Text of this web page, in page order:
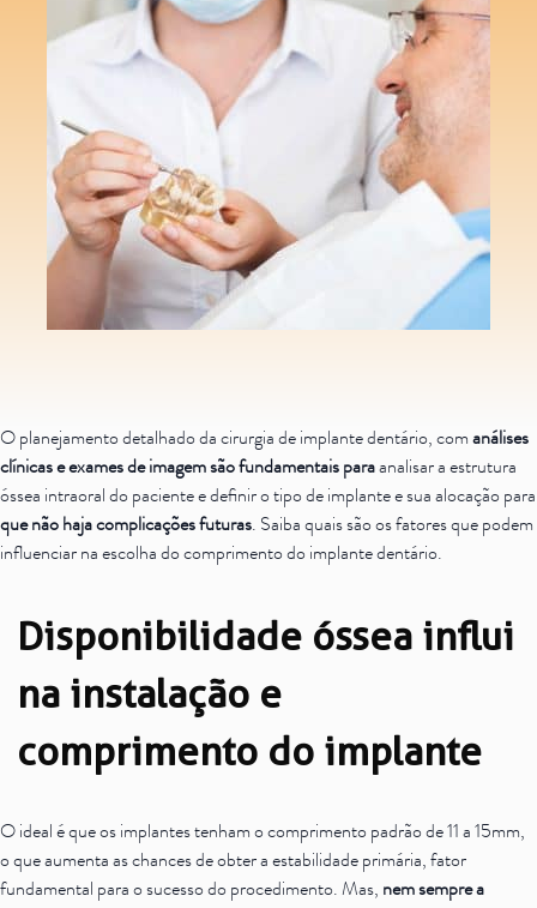
Saiba mais
Educação
Downloads
Área Científica
S.I.N. OnBoard
O planejamento detalhado da cirurgia de implante dentário, com análises
clínicas e exames de imagemsão fundamentais paraanalisar a estrutura
óssea intraoral do paciente e definir o tipo de implante e sua alocação para
que não haja complicações futuras. Saiba quais são os fatores que podem
influenciar na escolha do comprimento do implante dentário.
Disponibilidade óssea influi
na instalação e
comprimento do implante
O ideal é que os implantes tenham o comprimento padrão de 11 a 15mm,
o que aumenta as chances de obter a estabilidade primária, fator
fundamental para o sucesso do procedimento. Mas, nem sempre a